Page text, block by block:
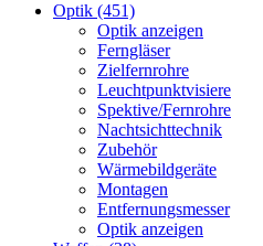
Optik (451)
Optik anzeigen
Ferngläser
Zielfernrohre
Leuchtpunktvisiere
Spektive/Fernrohre
Nachtsichttechnik
Zubehör
Wärmebildgeräte
Montagen
Entfernungsmesser
Optik anzeigen